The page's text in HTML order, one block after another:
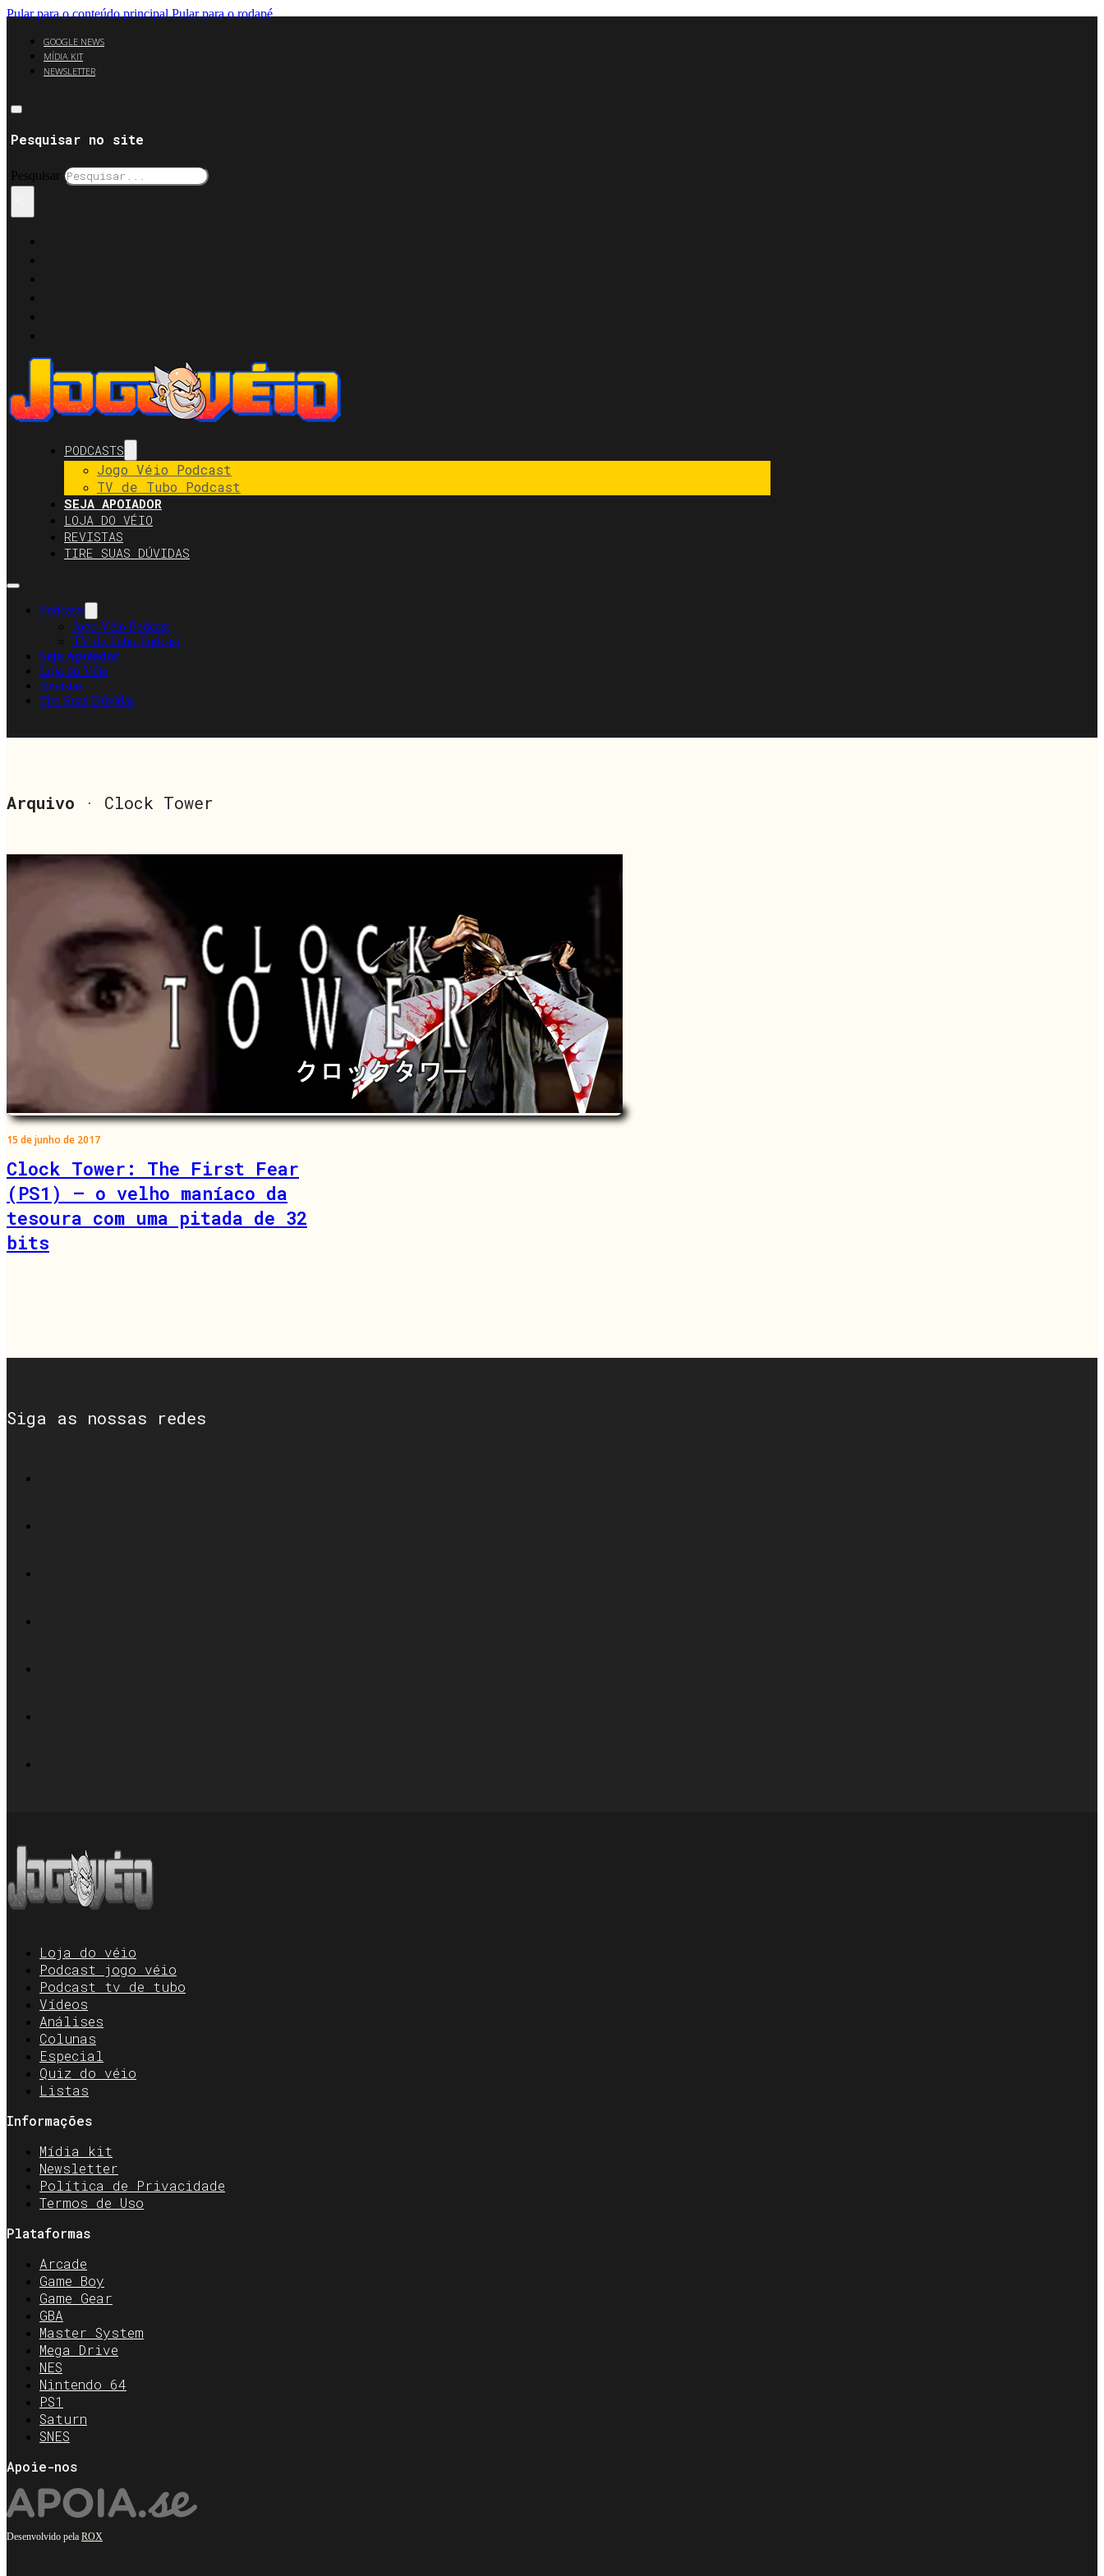
Pular para o conteúdo principal Pular para o rodapé
GOOGLE NEWS
MÍDIA KIT
NEWSLETTER
Pesquisar no site
Pesquisar
PODCASTS
Jogo Véio Podcast
TV de Tubo Podcast
SEJA APOIADOR
LOJA DO VÉIO
REVISTAS
TIRE SUAS DÚVIDAS
Podcasts
Jogo Véio Podcast
TV de Tubo Podcast
Seja Apoiador
Loja do Véio
Revistas
Tire Suas Dúvidas
Arquivo · Clock Tower
15 de junho de 2017
Clock Tower: The First Fear
(PS1) – o velho maníaco da
tesoura com uma pitada de 32
bits
Siga as nossas redes
Loja do véio
Podcast jogo véio
Podcast tv de tubo
Vídeos
Análises
Colunas
Especial
Quiz do véio
Listas
Informações
Mídia kit
Newsletter
Política de Privacidade
Termos de Uso
Plataformas
Arcade
Game Boy
Game Gear
GBA
Master System
Mega Drive
NES
Nintendo 64
PS1
Saturn
SNES
Apoie-nos
Desenvolvido pela ROX